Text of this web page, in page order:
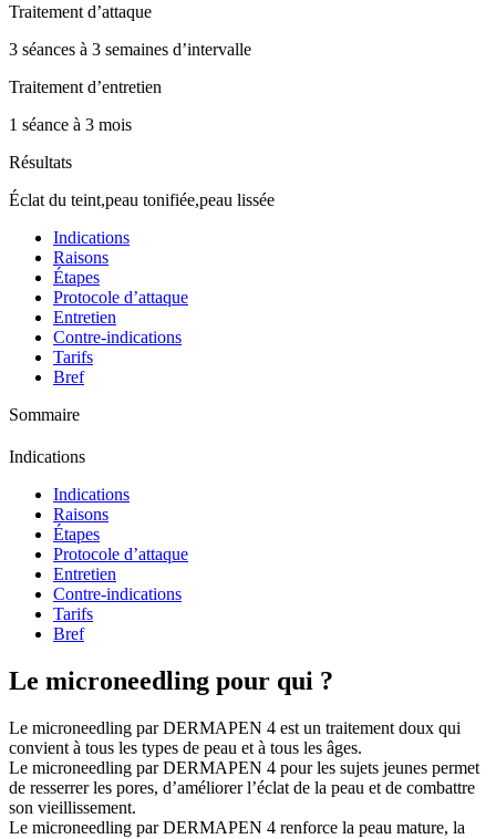
Traitement d’attaque
3 séances à 3 semaines d’intervalle
Traitement d’entretien
1 séance à 3 mois
Résultats
Éclat du teint,peau tonifiée,peau lissée
Indications
Raisons
Étapes
Protocole d’attaque
Entretien
Contre-indications
Tarifs
Bref
Sommaire
Indications
Indications
Raisons
Étapes
Protocole d’attaque
Entretien
Contre-indications
Tarifs
Bref
Le microneedling pour qui ?
Le microneedling par DERMAPEN 4 est un traitement doux qui
convient à tous les types de peau et à tous les âges.
Le microneedling par DERMAPEN 4 pour les sujets jeunes permet
de resserrer les pores, d’améliorer l’éclat de la peau et de combattre
son vieillissement.
Le microneedling par DERMAPEN 4 renforce la peau mature, la